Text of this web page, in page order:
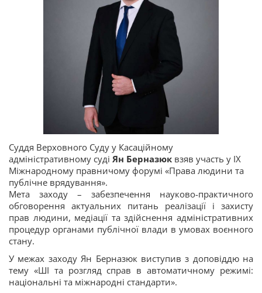
Суддя Верховного Суду у Касаційному
адміністративному суді Ян Берназюк взяв участь у ІХ
Міжнародному правничому форумі «Права людини та
публічне врядування».
Мета заходу – забезпечення науково-практичного
обговорення актуальних питань реалізації і захисту
прав людини, медіації та здійснення адміністративних
процедур органами публічної влади в умовах воєнного
стану.
У межах заходу Ян Берназюк виступив з доповіддю на
тему «ШІ та розгляд справ в автоматичному режимі:
національні та міжнародні стандарти».